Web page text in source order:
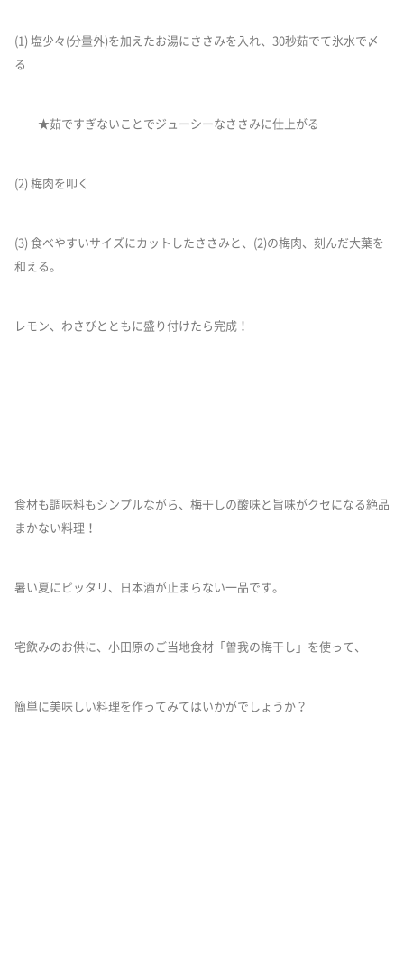
(1) 塩少々(分量外)を加えたお湯にささみを入れ、30秒茹でて氷水で〆
る
★茹ですぎないことでジューシーなささみに仕上がる
(2) 梅肉を叩く
(3) 食べやすいサイズにカットしたささみと、(2)の梅肉、刻んだ大葉を
和える。
レモン、わさびとともに盛り付けたら完成！
食材も調味料もシンプルながら、梅干しの酸味と旨味がクセになる絶品
まかない料理！
暑い夏にピッタリ、日本酒が止まらない一品です。
宅飲みのお供に、小田原のご当地食材「曽我の梅干し」を使って、
簡単に美味しい料理を作ってみてはいかがでしょうか？